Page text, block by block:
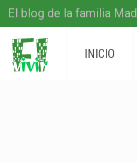
El blog de la familia
INICIO